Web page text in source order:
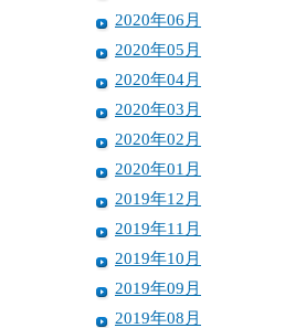
2020年06月
2020年05月
2020年04月
2020年03月
2020年02月
2020年01月
2019年12月
2019年11月
2019年10月
2019年09月
2019年08月